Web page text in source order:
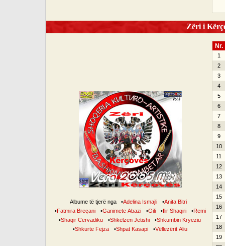
Zëri i
Albume të tjerë nga •Adelina Ismajli •Anita Bitri
•Fatmira Breçani •Ganimete Abazi •Gili •Ilir Shaqiri •Remi
•Shaqir Cërvadiku •Shkëlzen Jetishi •Shkumbin Kryeziu
•Shkurte Fejza •Shpat Kasapi •Vëllezërit Aliu
Nr.
1
2
3
4
5
6
7
8
9
10
11
12
13
14
15
16
17
18
19